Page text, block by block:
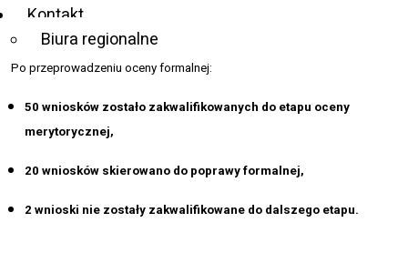
Kontakt
Biura regionalne
Po przeprowadzeniu oceny formalnej:
50 wniosków zostało zakwalifikowanych do etapu oceny
merytorycznej,
20 wniosków skierowano do poprawy formalnej,
2 wnioski nie zostały zakwalifikowane do dalszego etapu.